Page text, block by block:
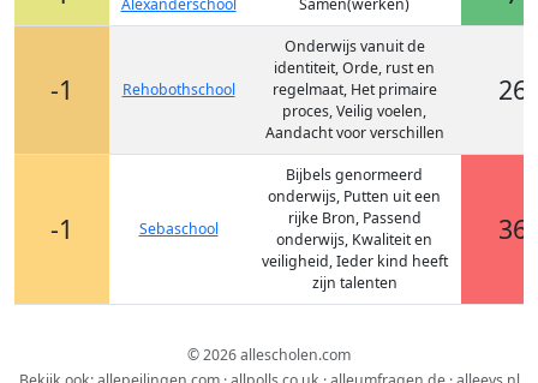
Alexanderschool
Samen(werken)
-1 Rehobothschool
Onderwijs vanuit de
identiteit, Orde, rust en
regelmaat, Het primaire
proces, Veilig voelen,
Aandacht voor verschillen
-1 Sebaschool
Bijbels genormeerd
onderwijs, Putten uit een
rijke Bron, Passend
onderwijs, Kwaliteit en
veiligheid, Ieder kind heeft
zijn talenten
© 2026 allescholen.com